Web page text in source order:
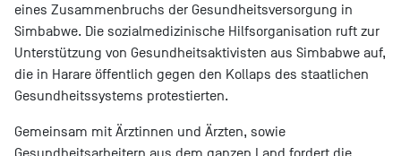
eines Zusammenbruchs der Gesundheitsversorgung in
Simbabwe. Die sozialmedizinische Hilfsorganisation ruft zur
Unterstützung von Gesundheitsaktivisten aus Simbabwe auf,
die in Harare öffentlich gegen den Kollaps des staatlichen
Gesundheitssystems protestierten.
Gemeinsam mit Ärztinnen und Ärzten, sowie